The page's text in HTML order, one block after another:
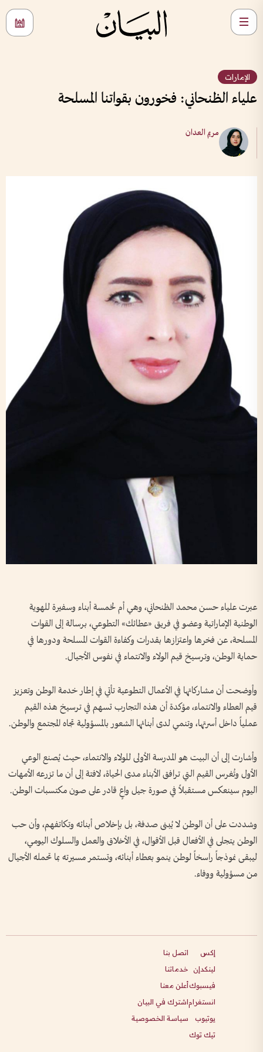
الإمارات
علياء الظنحاني: فخورون بقواتنا المسلحة
مريم العدان
عبرت علياء حسن محمد الظنحاني، وهي أم لخمسة أبناء وسفيرة للهوية
الوطنية الإماراتية وعضو في فريق «عطائك» التطوعي، برسالة إلى القوات
المسلحة، عن فخرها واعتزازها بقدرات وكفاءة القوات المسلحة ودورها في
حماية الوطن، وترسيخ قيم الولاء والانتماء في نفوس الأجيال.
وأوضحت أن مشاركاتها في الأعمال التطوعية تأتي في إطار خدمة الوطن وتعزيز
قيم العطاء والانتماء، مؤكدة أن هذه التجارب تسهم في ترسيخ هذه القيم
عملياً داخل أسرتها، وتنمي لدى أبنائها الشعور بالمسؤولية تجاه المجتمع والوطن.
وأشارت إلى أن البيت هو المدرسة الأولى للولاء والانتماء، حيث يُصنع الوعي
الأول وتُغرس القيم التي ترافق الأبناء مدى الحياة، لافتة إلى أن ما تزرعه الأمهات
اليوم سينعكس مستقبلاً في صورة جيل واعٍ قادر على صون مكتسبات الوطن.
وشددت على أن الوطن لا يُبنى صدفة، بل بإخلاص أبنائه وتكاتفهم، وأن حب
الوطن يتجلى في الأفعال قبل الأقوال، في الأخلاق والعمل والسلوك اليومي،
ليبقى نموذجاً راسخاً لوطن ينمو بعطاء أبنائه، وتستمر مسيرته بما تحمله الأجيال
من مسؤولية ووفاء.
إكس
لينكدإن
فيسبوك
انستغرام
يوتيوب
تيك توك
اتصل بنا
خدماتنا
أعلن معنا
اشترك في البيان
سياسة الخصوصية